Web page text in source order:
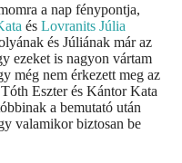
a nap fénypontja,
és Lovranits Júlia
és Júliának már az
ezeket is nagyon vártam
még nem érkezett meg az
Eszter és Kántor Kata
a bemutató után
valamikor biztosan be